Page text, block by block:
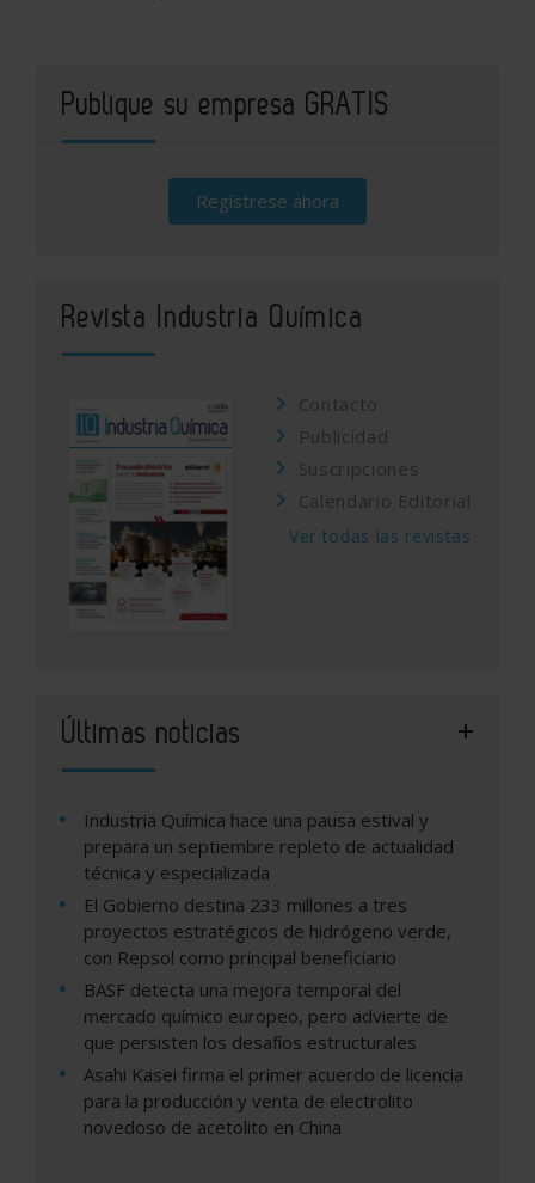
Publique su empresa GRATIS
Regístrese ahora
Revista Industria Química
Contacto
Publicidad
Suscripciones
Calendario Editorial
Ver todas las revistas
Últimas noticias
Industria Química hace una pausa estival y
prepara un septiembre repleto de actualidad
técnica y especializada
El Gobierno destina 233 millones a tres
proyectos estratégicos de hidrógeno verde,
con Repsol como principal beneficiario
BASF detecta una mejora temporal del
mercado químico europeo, pero advierte de
que persisten los desafíos estructurales
Asahi Kasei firma el primer acuerdo de licencia
para la producción y venta de electrolito
novedoso de acetolito en China